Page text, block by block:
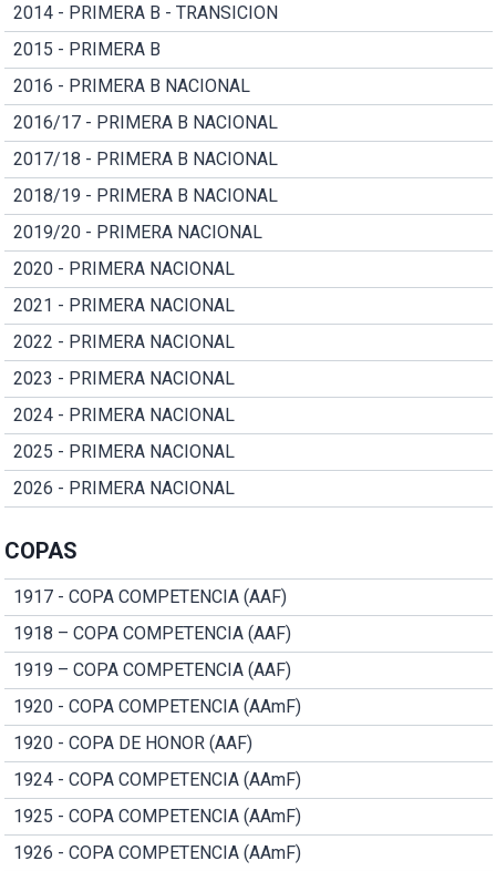
2014 - PRIMERA B - TRANSICION
2015 - PRIMERA B
2016 - PRIMERA B NACIONAL
2016/17 - PRIMERA B NACIONAL
2017/18 - PRIMERA B NACIONAL
2018/19 - PRIMERA B NACIONAL
2019/20 - PRIMERA NACIONAL
2020 - PRIMERA NACIONAL
2021 - PRIMERA NACIONAL
2022 - PRIMERA NACIONAL
2023 - PRIMERA NACIONAL
2024 - PRIMERA NACIONAL
2025 - PRIMERA NACIONAL
2026 - PRIMERA NACIONAL
COPAS
1917 - COPA COMPETENCIA (AAF)
1918 – COPA COMPETENCIA (AAF)
1919 – COPA COMPETENCIA (AAF)
1920 - COPA COMPETENCIA (AAmF)
1920 - COPA DE HONOR (AAF)
1924 - COPA COMPETENCIA (AAmF)
1925 - COPA COMPETENCIA (AAmF)
1926 - COPA COMPETENCIA (AAmF)